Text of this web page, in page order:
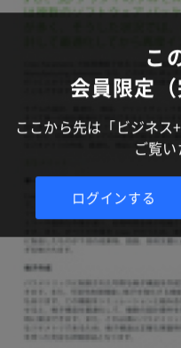
こ
会員限定
ここから先は「ビジネス
ご覧い
ログインする